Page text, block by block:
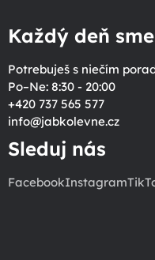
Každý deň
Potrebuješ s niečím
Po–Ne: 8:30 - 20:00
+420 737 565 577
info@jabkolevne.cz
Sleduj nás
FacebookInstagram